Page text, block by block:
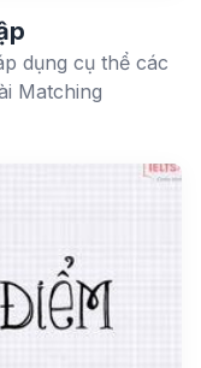
dụng cụ thể các
Matching